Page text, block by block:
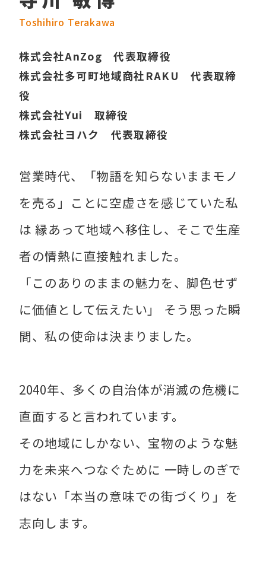
Toshihiro Terakawa
株式会社AnZog 代表取締役
株式会社多可町地域商社RAKU 代表取締
役
株式会社Yui 取締役
株式会社ヨハク 代表取締役
営業時代、「物語を知らないままモノ
を売る」ことに空虚さを感じていた私
は 縁あって地域へ移住し、そこで生産
者の情熱に直接触れました。
「このありのままの魅力を、脚色せず
に価値として伝えたい」 そう思った瞬
間、私の使命は決まりました。
2040年、多くの自治体が消滅の危機に
直面すると言われています。
その地域にしかない、宝物のような魅
力を未来へつなぐために 一時しのぎで
はない「本当の意味での街づくり」を
志向します。